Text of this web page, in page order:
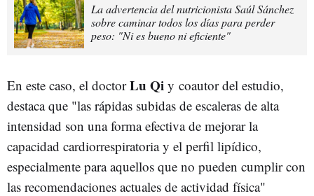
La advertencia del nutricionista Saúl Sánchez
sobre caminar todos los días para perder
peso: "Ni es bueno ni eficiente"
En este caso, el doctorLu Qi y coautor del estudio,
destaca que "las rápidas subidas de escaleras de alta
intensidad son una forma efectiva de mejorar la
capacidad cardiorrespiratoria y el perfil lipídico,
especialmente para aquellos que no pueden cumplir con
las recomendaciones actuales de actividad física"